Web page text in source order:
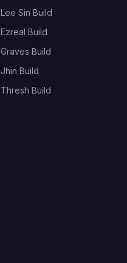
Lee Sin Build
Ezreal Build
Graves Build
Jhin Build
Thresh Build